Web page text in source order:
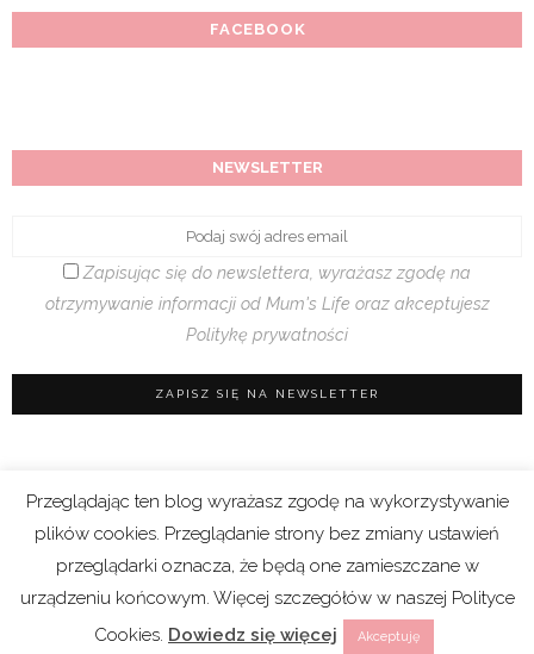
FACEBOOK
NEWSLETTER
Zapisując się do newslettera, wyrażasz zgodę na
otrzymywanie informacji od Mum's Life oraz akceptujesz
Politykę prywatności
Regulamin sklepu |Polityka prywatności (RODO)
|Cookies
Copyright 2021 © Mum’s Life. We współpracy z
Przeglądając ten blog wyrażasz zgodę na wykorzystywanie
plików cookies. Przeglądanie strony bez zmiany ustawień
przeglądarki oznacza, że będą one zamieszczane w
urządzeniu końcowym. Więcej szczegółów w naszej Polityce
Cookies. Dowiedz się więcej Akceptuję